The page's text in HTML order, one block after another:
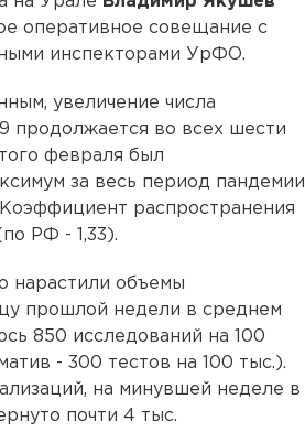
оперативное совещание с
инспекторами УрФО.
увеличение числа
продолжается во всех шести
февраля был
за весь период пандемии
Коэффициент распространения
РФ - 1,33).
нарастили объемы
прошлой недели в среднем
850 исследований на 100
- 300 тестов на 100 тыс.).
на минувшей неделе в
почти 4 тыс.